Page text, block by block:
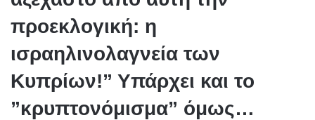
προεκλογική: η
ισραηλινολαγνεία των
Κυπρίων!” Υπάρχει και το
”κρυπτονόμισμα” όμως…